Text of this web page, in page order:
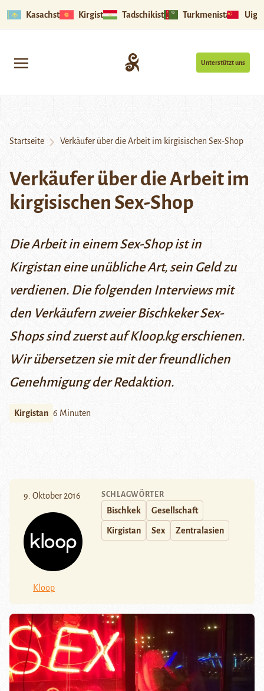
Kasachstan Kirgistan Tadschikistan Turkmenistan
Unterstützt uns
Startseite Verkäufer über die Arbeit im kirgisischen Sex-Shop
Verkäufer über die Arbeit im
kirgisischen Sex-Shop
Die Arbeit in einem Sex-Shop ist in
Kirgistan eine unübliche Art, sein Geld zu
verdienen. Die folgenden Interviews mit
den Verkäufern zweier Bischkeker Sex-
Shops sind zuerst aufKloop.kgerschienen.
Wir übersetzen sie mit der freundlichen
Genehmigung der Redaktion.
Kirgistan 6 Minuten
9. Oktober 2016
Kloop
SCHLAGWÖRTER
Bischkek Gesellschaft
Kirgistan Sex Zentralasien